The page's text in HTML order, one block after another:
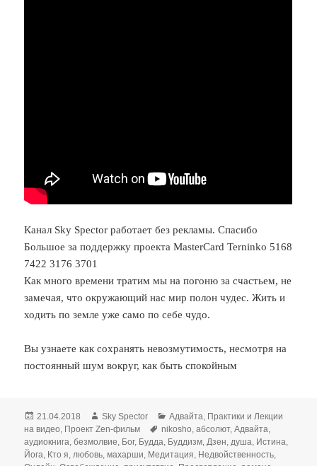
Канал Sky Spector работает без рекламы. Спасибо
Большое за поддержку проекта MasterCard Terninko 5168
7422 3176 3701
Как много времени тратим мы на погоню за счастьем, не
замечая, что окружающий нас мир полон чудес. Жить и
ходить по земле уже само по себе чудо.
Вы узнаете как сохранять невозмутимость, несмотря на
постоянный шум вокруг, как быть спокойным
Опубликовано
21.04.2018 Автор
Sky Spector Рубрики
Адвайта, Практики и Лекции
на видео, Проект Zen-фильм Метки
nikosho,абсолют,Адвайта,
аудиокнига,безмолвие, Бог, Будда, Буддизм,Дзен,душа, Истина,
Йога, Кто я,любовь,махарши, Медитация, Недвойственность,